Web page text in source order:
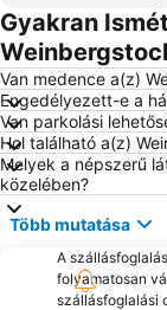
Zotter
Grazi repülőtér
Akvarij - terarij
Batthyány-kastély
Riegersburg
Glavni trg
Volksgarten
Nova Vas
Congress Graz
Gyakran
Van medence a(z)
Engedélyezett-e a
Van parkolási
Hol található a(z)
Melyek a népszerű
közelében?
Több mutatása
A
folyamatosan
szállásfoglalási